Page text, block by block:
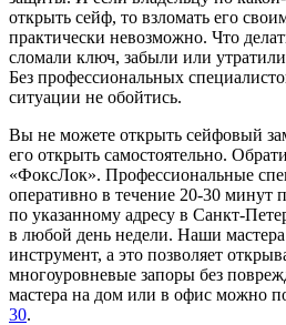
открыть сейф, то взломать его
практически невозможно. Что
сломали ключ, забыли или
Без профессиональных
ситуации не обойтись.
Вы не можете открыть сейфовый
его открыть самостоятельно.
«ФоксЛок». Профессиональные
оперативно в течение 20-30 минут
по указанному адресу в Санкт-
в любой день недели. Наши
инструмент, а это позволяет
многоуровневые запоры без
мастера на дом или в офис можно
30.